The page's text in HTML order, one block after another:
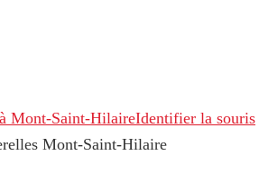
Mont-Saint-HilaireIdentifier la souris